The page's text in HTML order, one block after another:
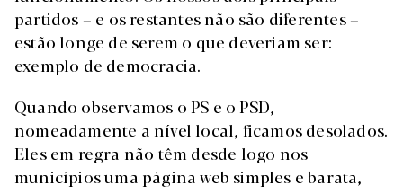
partidos – e os restantes não são diferentes –
estão longe de serem o que deveriam ser:
exemplo de democracia.
Quando observamos o PS e o PSD,
nomeadamente a nível local, ficamos desolados.
Eles em regra não têm desde logo nos
municípios uma página web simples e barata,